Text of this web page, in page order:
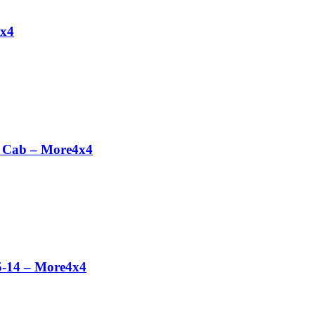
– More4x4
14 – More4x4